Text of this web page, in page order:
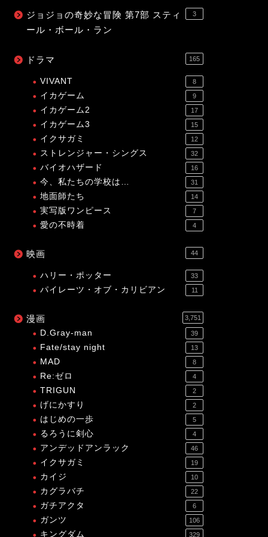
ジョジョの奇妙な冒険 第7部 スティ
ール・ボール・ラン
3
ドラマ 165
VIVANT 8
イカゲーム 9
イカゲーム2 17
イカゲーム3 15
イクサガミ 12
ストレンジャー・シングス 32
バイオハザード 16
今、私たちの学校は… 31
地面師たち 14
実写版ワンピース 7
愛の不時着 4
映画 44
ハリー・ポッター 33
パイレーツ・オブ・カリビアン 11
漫画 3,751
D.Gray-man 39
Fate/stay night 13
MAD 8
Re:ゼロ 4
TRIGUN 2
げにかすり 2
はじめの一歩 5
るろうに剣心 4
アンデッドアンラック 46
イクサガミ 19
カイジ 10
カグラバチ 22
ガチアクタ 6
ガンツ 106
キングダム 329